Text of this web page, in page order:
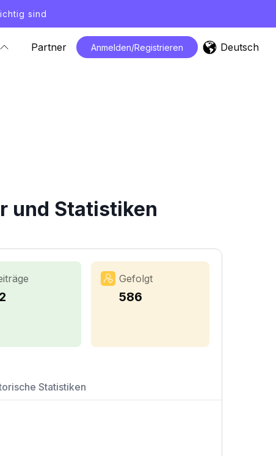
sind
Partner Anmelden/Registrieren Deutsch
und Statistiken
Gefolgt
586
Statistiken